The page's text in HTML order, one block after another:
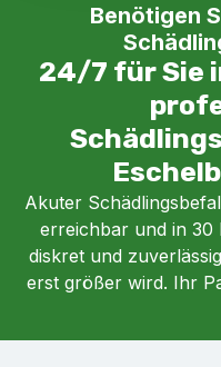
Benötigen
24/7 für Sie
Akuter
erreichbar und in 30
diskret und
erst größer wird. Ihr